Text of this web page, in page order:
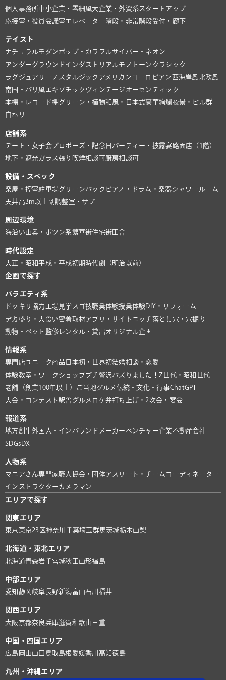
個人事務所中小企業・零細風大企業・外資系スタートアップ
応接室・役員会議室 エレベーター階段・非常階段受付・廊下
テイスト
ナチュラルモダンポップ・カラフルサイバー・ネオン
アンダーグラウンド インダストリアルモノトーン クラシック
ラグジュアリー ノスタルジック アメリカン ヨーロピアン西海岸風北欧風
南国・バリ風 エキゾチック ヴィンテージ オーセンティック
本棚・レコード棚グリーン・植物和風・日本式豪華絢爛夜景・ビル群
白ホリ
店舗系
デート・女子会プロポーズ・記念日 パーティー・披露宴路面店（1階）
地下・遮光ガラス張り 喫煙相談可厨房相談可
設備・スペック
楽屋・控室駐車場グリーンバック ピアノ・ドラム・楽器シャワールーム
天井高3m以上副調整室・サブ
周辺環境
海沿い山奥・ポツン系繁華街住宅街田舎
時代設定
大正・昭和平成・平成初期時代劇（明治以前）
企画で探す
バラエティ系
ドッキリ協力 工場見学 スゴ技職業体験授業体験DIY・リフォーム
デカ盛り・大食い密着取材アプリ・サイト ニッチ落とし穴・穴掘り
動物・ペット 監修レンタル・貸出オリジナル企画
情報系
専門店ユニーク商品 日本初・世界初結婚相談・恋愛
体験教室・ワークショッププチ贅沢バズりました！ Z世代・昭和世代
老舗（創業100年以上）
ご当地グルメ 伝統・文化・行事ChatGPT
大会・コンテスト 駅舎グルメ ロケ弁打ち上げ・2次会・宴会
報道系
地方創生外国人・インバウンド メーカー ベンチャー企業不動産会社
SDGsDX
人物系
マニアさん専門家職人 協会・団体アスリート・チーム コーディネーター
インストラクターカメラマン
エリアで探す
関東エリア
東京東京23区神奈川 千葉埼玉群馬茨城栃木山梨
北海道・東北エリア
北海道青森岩手宮城秋田 山形福島
中部エリア
愛知 静岡 岐阜長野新潟富山石川 福井
関西エリア
大阪京都奈良兵庫滋賀和歌山三重
中国・四国エリア
広島 岡山山口 鳥取島根 愛媛香川 高知徳島
九州・沖縄エリア